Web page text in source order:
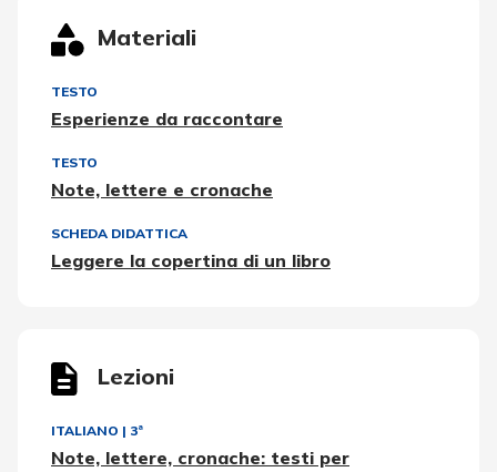
Materiali
TESTO
Esperienze da raccontare
TESTO
Note, lettere e cronache
SCHEDA DIDATTICA
Leggere la copertina di un libro
Lezioni
ITALIANO | 3ª
Note, lettere, cronache: testi per